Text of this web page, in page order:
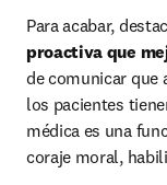
Para acabar,
proactiva que
de comunicar que
los pacientes
médica es una
coraje moral,